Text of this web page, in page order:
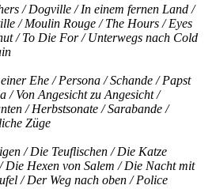
/ Dogville / In einem fernen Land /
/ Moulin Rouge / The Hours / Eyes
/ To Die For / Unterwegs nach Cold
einer Ehe / Persona / Schande / Papst
/ Von Angesicht zu Angesicht /
/ Herbstsonate / Sarabande /
Züge
/ Die Teuflischen / Die Katze
Die Hexen von Salem / Die Nacht mit
/ Der Weg nach oben / Police